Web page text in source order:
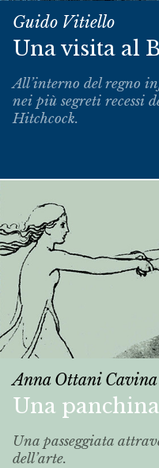
Guido Vitiello
Una visita al
All’interno del regno
nei più segreti recessi
Hitchcock.
Anna Ottani Cavina
Una
Una passeggiata
dell’arte.